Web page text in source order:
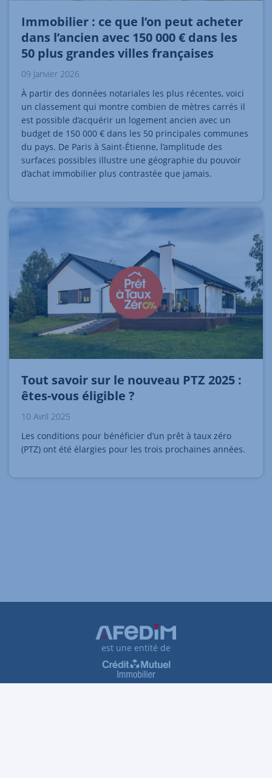
Immobilier : ce que l’on peut acheter
dans l’ancien avec 150 000 € dans les
50 plus grandes villes françaises
09 Janvier 2026
À partir des données notariales les plus récentes, voici
un classement qui montre combien de mètres carrés il
est possible d’acquérir un logement ancien avec un
budget de 150 000 € dans les 50 principales communes
du pays. De Paris à Saint-Étienne, l’amplitude des
surfaces possibles illustre une géographie du pouvoir
d’achat immobilier plus contrastée que jamais.
Tout savoir sur le nouveau PTZ 2025 :
êtes-vous éligible ?
10 Avril 2025
Les conditions pour bénéficier d’un prêt à taux zéro
(PTZ) ont été élargies pour les trois prochaines années.
est une entité de